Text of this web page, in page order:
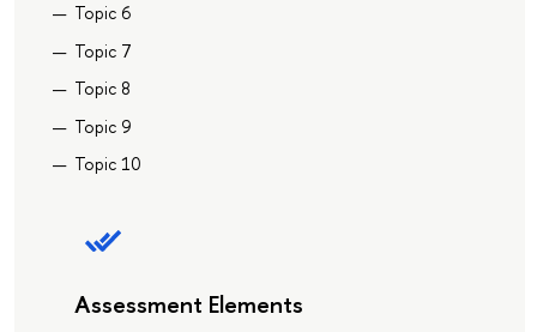
Topic 6
Topic 7
Topic 8
Topic 9
Topic 10
Assessment Elements